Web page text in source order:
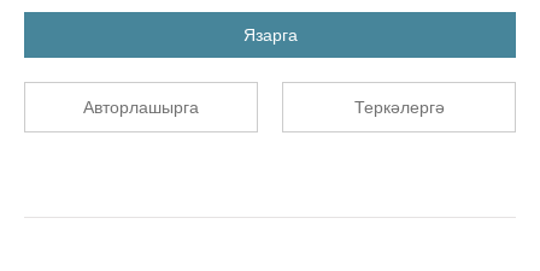
Язарга
Авторлашырга Теркәлергә